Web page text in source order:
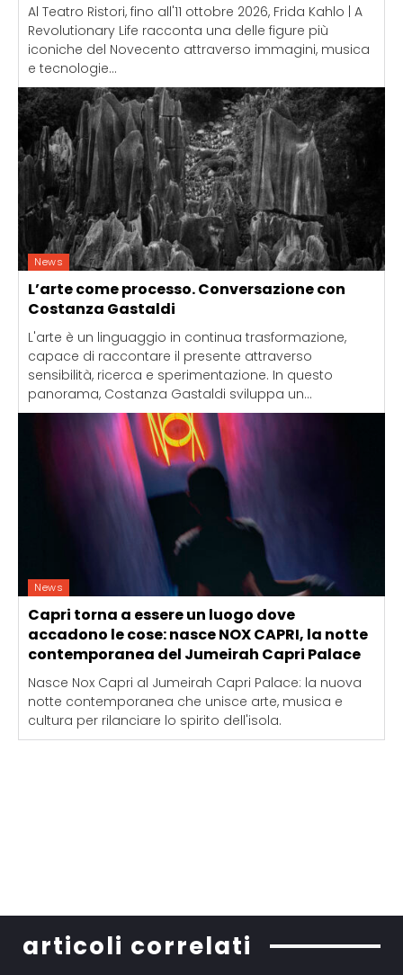
Al Teatro Ristori, fino all'11 ottobre 2026, Frida Kahlo | A
Revolutionary Life racconta una delle figure più
iconiche del Novecento attraverso immagini, musica
e tecnologie...
News
L’arte come processo. Conversazione con
Costanza Gastaldi
L'arte è un linguaggio in continua trasformazione,
capace di raccontare il presente attraverso
sensibilità, ricerca e sperimentazione. In questo
panorama, Costanza Gastaldi sviluppa un...
News
Capri torna a essere un luogo dove
accadono le cose: nasce NOX CAPRI, la notte
contemporanea del Jumeirah Capri Palace
Nasce Nox Capri al Jumeirah Capri Palace: la nuova
notte contemporanea che unisce arte, musica e
cultura per rilanciare lo spirito dell'isola.
articoli correlati